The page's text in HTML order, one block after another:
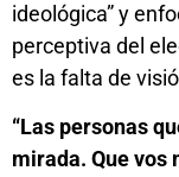
ideológica” y
perceptiva del
es la falta de
“Las personas
mirada. Que vos